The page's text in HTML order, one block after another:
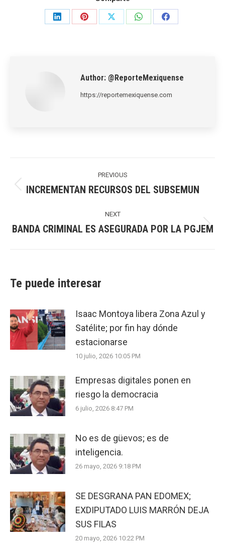
Share
Share
Share
Share
Share
Author: @ReporteMexiquense
https://reportemexiquense.com
navigation
PREVIOUS
Previous
INCREMENTAN RECURSOS DEL SUBSEMUN
NEXT
Next
BANDA CRIMINAL ES ASEGURADA POR LA PGJEM
Te puede interesar
Isaac Montoya libera Zona Azul y
Satélite; por fin hay dónde
estacionarse
10 julio, 2026 10:05 PM
Empresas digitales ponen en
riesgo la democracia
6 julio, 2026 8:47 PM
No es de güevos; es de
inteligencia.
26 mayo, 2026 9:18 PM
SE DESGRANA PAN EDOMEX;
EXDIPUTADO LUIS MARRÓN DEJA
SUS FILAS
20 mayo, 2026 10:22 PM